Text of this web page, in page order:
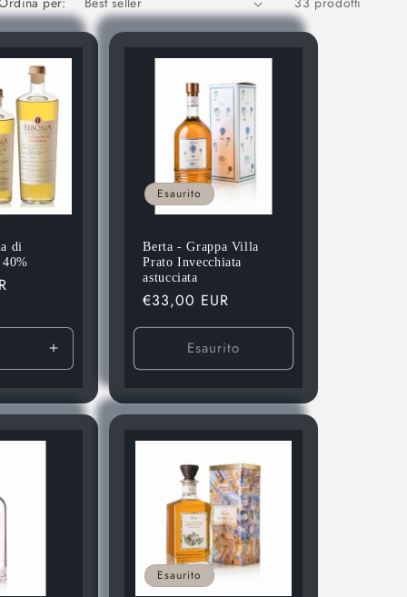
o
f
i
c
di
Aumenta
quantità
Default
Esaurito
Berta - Grappa Villa
Prato Invecchiata
astucciata
Prezzo
di
€33,00 EUR
Esaurito
Esaurito